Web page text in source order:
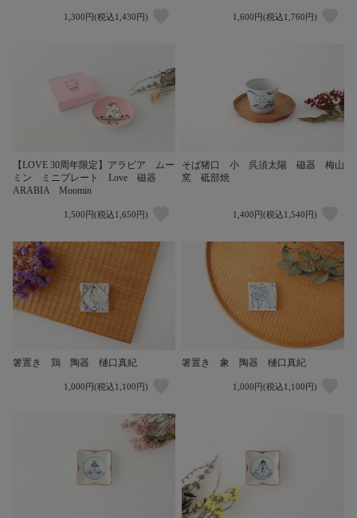
1,300円(税込1,430円) 1,600円(税込1,760円)
【LOVE 30周年限定】アラビア ムー
ミン ミニプレート Love 磁器
ARABIA Moomin
1,500円(税込1,650円)
そば猪口 小 呉須太陽 磁器 梅山
窯 砥部焼
1,400円(税込1,540円)
箸置き 鶏 陶器 樋口真紀
1,000円(税込1,100円)
箸置き 象 陶器 樋口真紀
1,000円(税込1,100円)